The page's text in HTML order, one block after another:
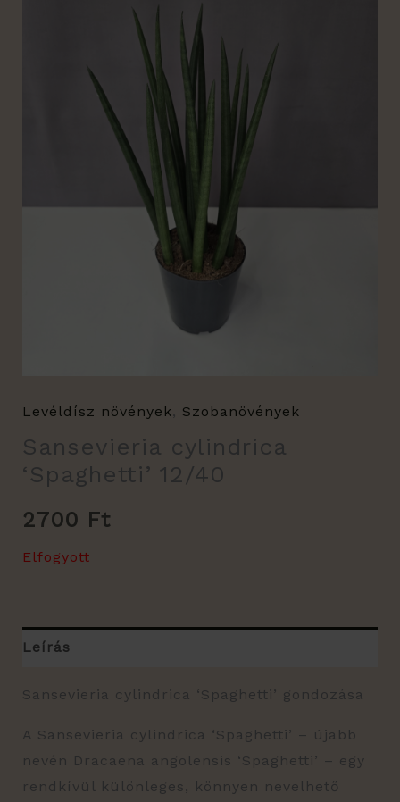
Levéldísz növények, Szobanövények
Sansevieria cylindrica
‘Spaghetti’ 12/40
2700 Ft
Elfogyott
Leírás
Sansevieria cylindrica ‘Spaghetti’ gondozása
A Sansevieria cylindrica ‘Spaghetti’ – újabb
nevén Dracaena angolensis ‘Spaghetti’ – egy
rendkívül különleges, könnyen nevelhető